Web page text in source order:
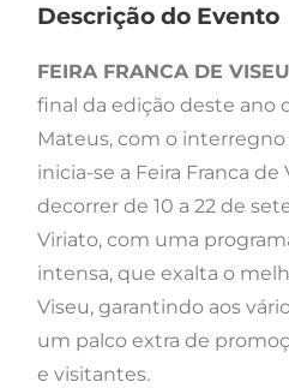
Descrição do Evento
FEIRA FRANCA DE
final da edição deste ano
Mateus, com o
inicia-se a Feira Franca
decorrer de 10 a 22 de
Viriato, com uma
intensa, que exalta o
Viseu, garantindo aos
um palco extra de
e visitantes.